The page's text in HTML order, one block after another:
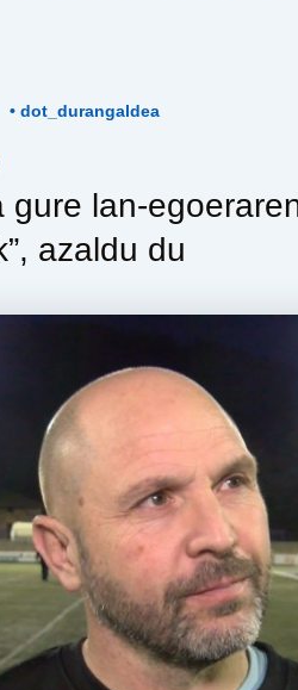
• dot_durangaldea
gure lan-
azaldu du